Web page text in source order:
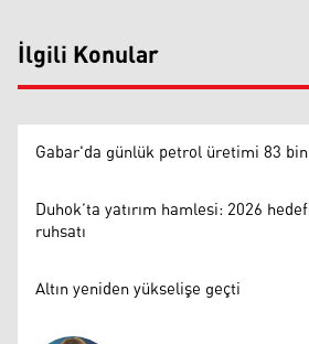
İlgili Konular
Gabar'da günlük petrol üretimi 83
Duhok’ta yatırım hamlesi: 2026
ruhsatı
Altın yeniden yükselişe geçti